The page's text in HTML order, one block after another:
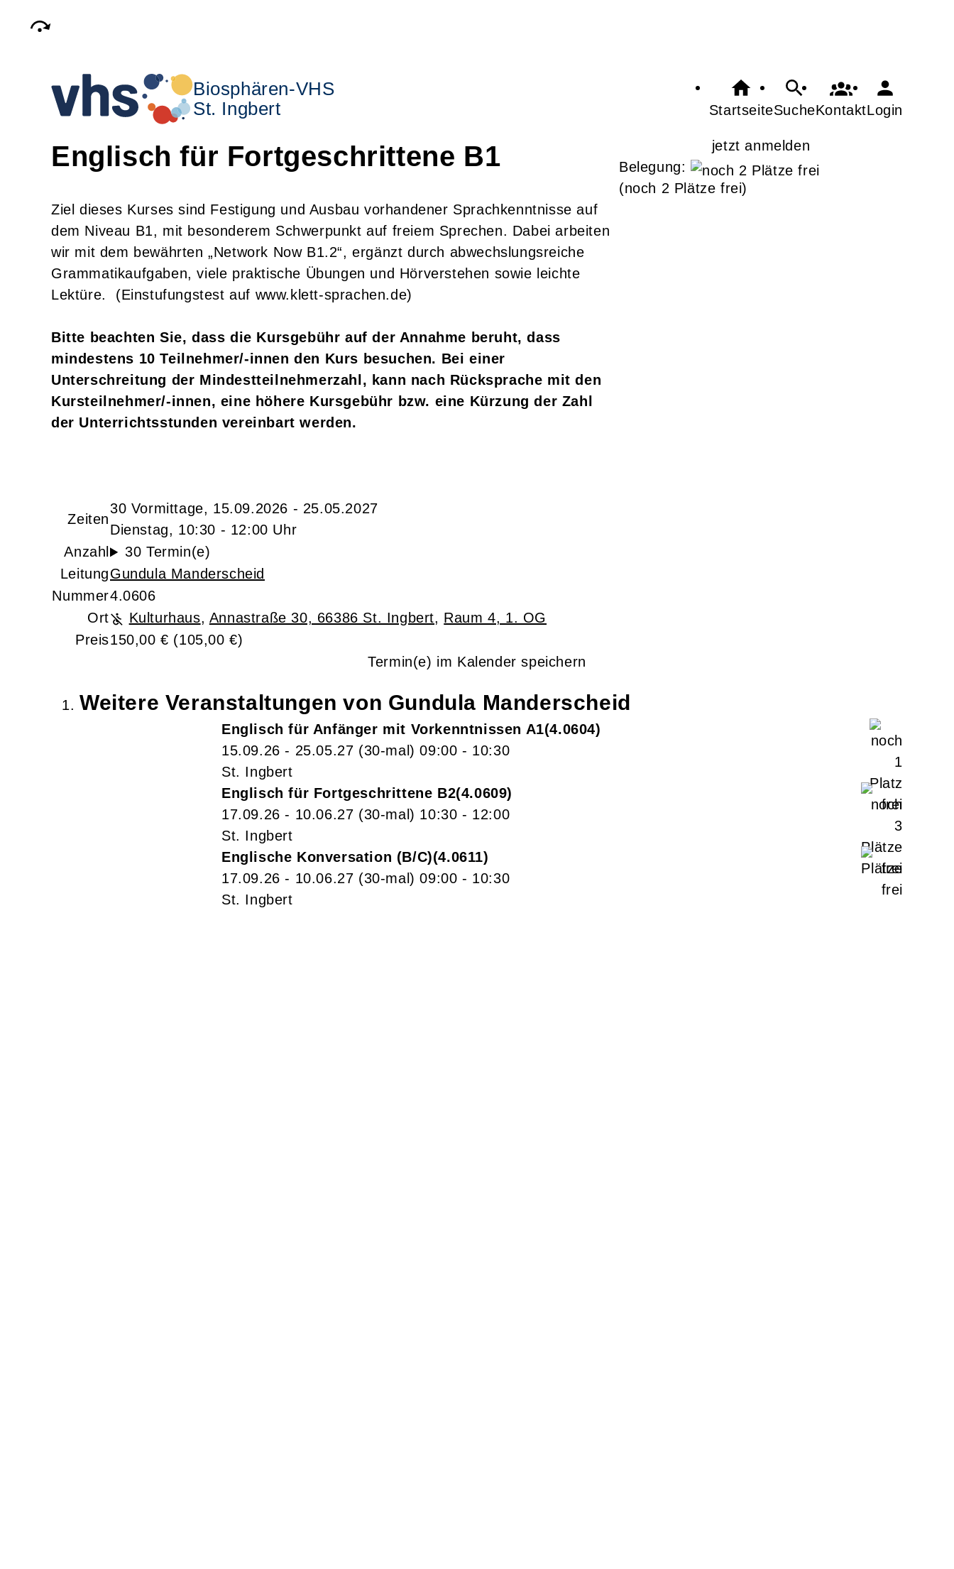
Biosphären-VHS
St. Ingbert
StartseiteSucheKontaktLogin
Englisch für Fortgeschrittene B1
Ziel dieses Kurses sind Festigung und Ausbau vorhandener Sprachkenntnisse auf
dem Niveau B1, mit besonderem Schwerpunkt auf freiem Sprechen. Dabei arbeiten
wir mit dem bewährten „Network Now B1.2“, ergänzt durch abwechslungsreiche
Grammatikaufgaben, viele praktische Übungen und Hörverstehen sowie leichte
Lektüre. (Einstufungstest auf www.klett-sprachen.de)
Bitte beachten Sie, dass die Kursgebühr auf der Annahme beruht, dass
mindestens 10 Teilnehmer/-innen den Kurs besuchen. Bei einer
Unterschreitung der Mindestteilnehmerzahl, kann nach Rücksprache mit den
Kursteilnehmer/-innen, eine höhere Kursgebühr bzw. eine Kürzung der Zahl
der Unterrichtsstunden vereinbart werden.
Zeiten
30 Vormittage, 15.09.2026 - 25.05.2027
Dienstag, 10:30 - 12:00 Uhr
Anzahl
30 Termin(e)
LeitungGundula Manderscheid
Nummer4.0606
Ort
Kulturhaus, Annastraße 30, 66386 St. Ingbert, Raum 4, 1. OG
Preis150,00 € (105,00 €)
jetzt anmelden
Belegung:
(noch 2 Plätze frei)
Termin(e) im Kalender speichern
Weitere Veranstaltungen von Gundula Manderscheid
Englisch für Anfänger mit Vorkenntnissen A1 4.0604
15.09.26 - 25.05.27 (30-mal)09:00 - 10:30
St. Ingbert
Englisch für Fortgeschrittene B2 4.0609
17.09.26 - 10.06.27 (30-mal) 10:30 - 12:00
St. Ingbert
Englische Konversation (B/C) 4.0611
17.09.26 - 10.06.27 (30-mal)09:00 - 10:30
St. Ingbert